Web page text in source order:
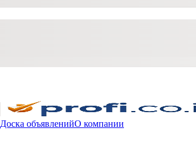
Доска объявленийО компании